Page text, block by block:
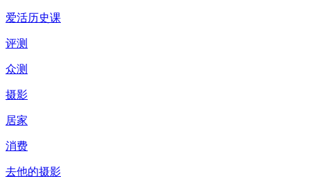
爱活历史课
评测
众测
摄影
居家
消费
去他的摄影